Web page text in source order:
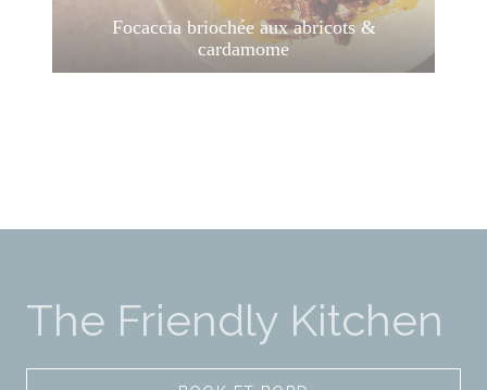
Focaccia briochée aux abricots &
cardamome
The Friendly Kitchen